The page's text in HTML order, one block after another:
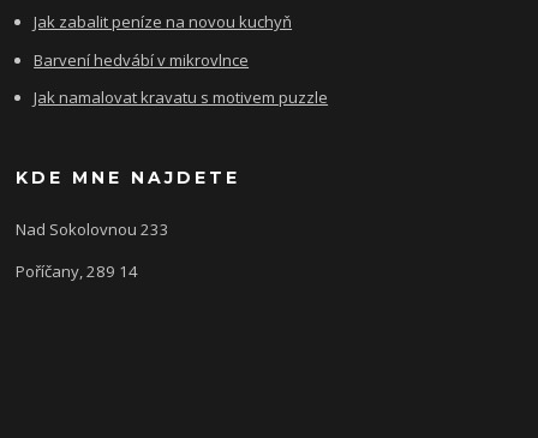
Jak zabalit peníze na novou kuchyň
Barvení hedvábí v mikrovlnce
Jak namalovat kravatu s motivem puzzle
KDE MNE NAJDETE
Nad Sokolovnou 233
Poříčany, 289 14